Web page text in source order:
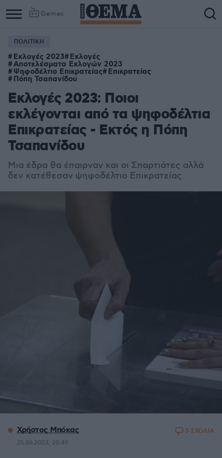
Games
ΠΟΛΙΤΙΚΗ
Εκλογές 2023 Εκλογές
Αποτελέσματα Εκλογών 2023
Ψηφοδέλτιο Επικρατείας Επικρατείας
Πόπη Τσαπανίδου
Εκλογές 2023: Ποιοι
εκλέγονται από τα ψηφοδέλτια
Επικρατείας - Εκτός η Πόπη
Τσαπανίδου
Μια έδρα θα έπαιρναν και οι Σπαρτιάτες αλλά
δεν κατέθεσαν ψηφοδέλτιο Επικρατείας
Χρήστος Μπόκας
25.06.2023, 20:49
5 ΣΧΟΛΙΑ